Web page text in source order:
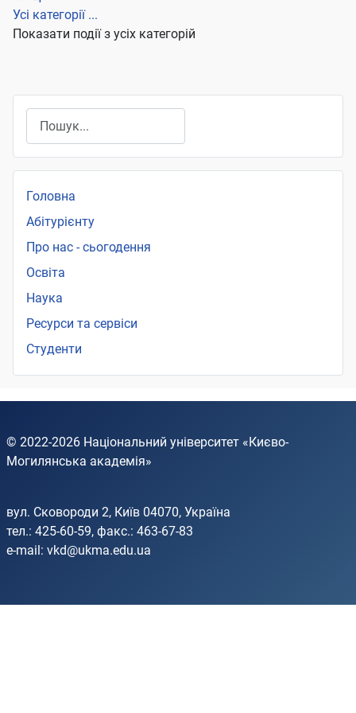
Усі категорії ...
Показати події з усіх категорій
Головна
Абітурієнту
Про нас - сьогодення
Освіта
Наука
Ресурси та сервіси
Студенти
© 2022-2026 Національний університет «Києво-
Могилянська академія»
вул. Сковороди 2, Київ 04070, Україна
тел.: 425-60-59, факс.: 463-67-83
e-mail: vkd@ukma.edu.ua